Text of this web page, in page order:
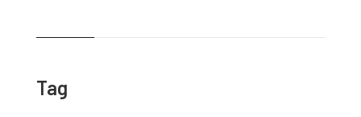
Tag